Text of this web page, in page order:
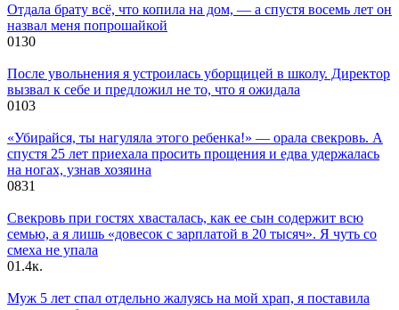
Отдала брату всё, что копила на дом, — а спустя восемь лет он
назвал меня попрошайкой
0130
После увольнения я устроилась уборщицей в школу. Директор
вызвал к себе и предложил не то, что я ожидала
0103
«Убирайся, ты нагуляла этого ребенка!» — орала свекровь. А
спустя 25 лет приехала просить прощения и едва удержалась
на ногах, узнав хозяина
0831
Свекровь при гостях хвасталась, как ее сын содержит всю
семью, а я лишь «довесок с зарплатой в 20 тысяч». Я чуть со
смеха не упала
01.4к.
Муж 5 лет спал отдельно жалуясь на мой храп, я поставила